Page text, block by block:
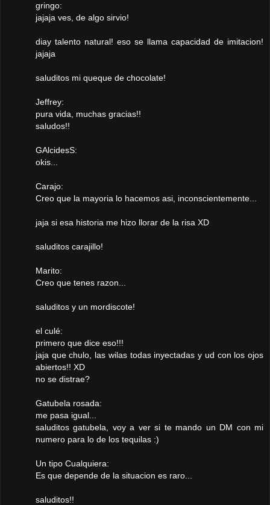
gringo:
jajaja ves, de algo sirvio!
diay talento natural! eso se llama capacidad de imitacion!
jajaja
saluditos mi queque de chocolate!
Jeffrey:
pura vida, muchas gracias!!
saludos!!
GAlcidesS:
okis...
Carajo:
Creo que la mayoria lo hacemos asi, inconscientemente...
jaja si esa historia me hizo llorar de la risa XD
saluditos carajillo!
Marito:
Creo que tenes razon...
saluditos y un mordiscote!
el culé:
primero que dice eso!!!
jaja que chulo, las wilas todas inyectadas y ud con los ojos
abiertos!! XD
no se distrae?
Gatubela rosada:
me pasa igual...
saluditos gatubela, voy a ver si te mando un DM con mi
numero para lo de los tequilas :)
Un tipo Cualquiera:
Es que depende de la situacion es raro...
saluditos!!